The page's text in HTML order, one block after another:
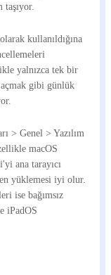
taşıyor.
kullanıldığına
yalnızca tek bir
açmak gibi günlük
> Genel > Yazılım
macOS
ana tarayıcı
yüklemesi iyi olur.
ise bağımsız
iPadOS